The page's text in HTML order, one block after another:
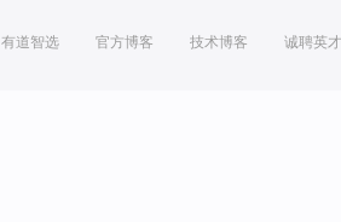
有道智选 官方博客 技术博客 诚聘英才